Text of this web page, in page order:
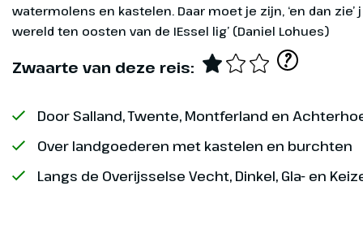
watermolens en kastelen. Daar moet je zijn, ‘en dan zie’
wereld ten oosten van de IEssel lig’ (Daniel Lohues)
Zwaarte van deze reis: ?
Door Salland, Twente, Montferland en
Over landgoederen met kastelen en burchten
Langs de Overijsselse Vecht, Dinkel, Gla- en
Dag 1 Naar
Je reist op
zo’n 9 km